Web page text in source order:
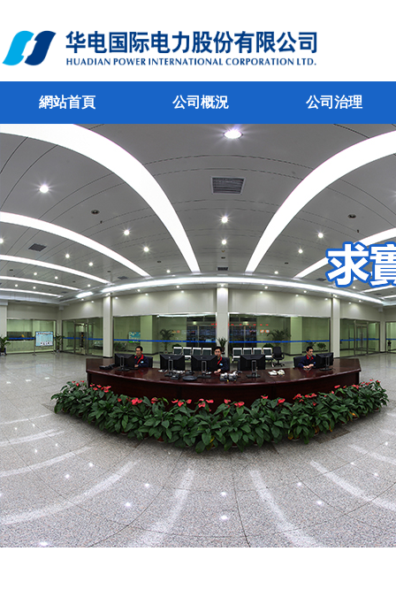
網站首頁 公司概況 公司治理